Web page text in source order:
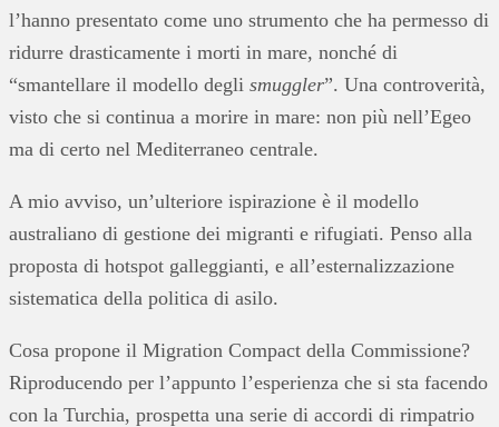
l’hanno presentato come uno strumento che ha permesso di
ridurre drasticamente i morti in mare, nonché di
“smantellare il modello degli smuggler”. Una controverità,
visto che si continua a morire in mare: non più nell’Egeo
ma di certo nel Mediterraneo centrale.
A mio avviso, un’ulteriore ispirazione è il modello
australiano di gestione dei migranti e rifugiati. Penso alla
proposta di hotspot galleggianti, e all’esternalizzazione
sistematica della politica di asilo.
Cosa propone il Migration Compact della Commissione?
Riproducendo per l’appunto l’esperienza che si sta facendo
con la Turchia, prospetta una serie di accordi di rimpatrio